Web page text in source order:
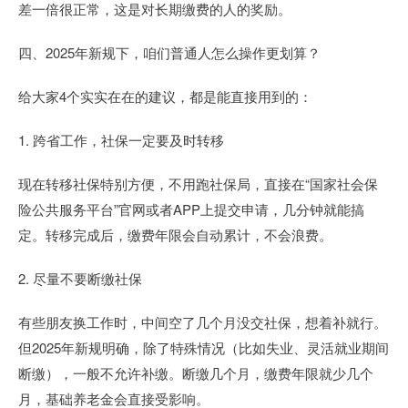
差一倍很正常，这是对长期缴费的人的奖励。
四、2025年新规下，咱们普通人怎么操作更划算？
给大家4个实实在在的建议，都是能直接用到的：
1. 跨省工作，社保一定要及时转移
现在转移社保特别方便，不用跑社保局，直接在“国家社会保
险公共服务平台”官网或者APP上提交申请，几分钟就能搞
定。转移完成后，缴费年限会自动累计，不会浪费。
2. 尽量不要断缴社保
有些朋友换工作时，中间空了几个月没交社保，想着补就行。
但2025年新规明确，除了特殊情况（比如失业、灵活就业期间
断缴），一般不允许补缴。断缴几个月，缴费年限就少几个
月，基础养老金会直接受影响。